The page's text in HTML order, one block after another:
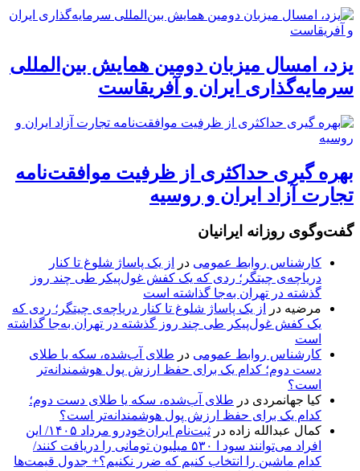
یزد، امسال میزبان دومین همایش بین‌المللی
سرمایه‌گذاری ایران و آفریقاست
بهره گیری حداکثری از ظرفیت موافقت‌نامه
تجارت آزاد ایران و روسیه
گفت‌وگوی روزانه ایرانیان
کارشناس روابط عمومی در
از یک پاساژ شلوغ تا کنار
دریاچه‌ی چیتگر؛ ردی که یک کفش غول‌پیکر طی چند روز
گذشته در تهران به‌جا گذاشته است
مرضیه در
از یک پاساژ شلوغ تا کنار دریاچه‌ی چیتگر؛ ردی که
یک کفش غول‌پیکر طی چند روز گذشته در تهران به‌جا گذاشته
است
کارشناس روابط عمومی در طلای آب‌شده، سکه یا طلای
دست دوم؛ کدام یک برای حفظ ارزش پول هوشمندانه‌تر
است؟
کیا جهانمردی در طلای آب‌شده، سکه یا طلای دست دوم؛
کدام یک برای حفظ ارزش پول هوشمندانه‌تر است؟
کمال عبدالله زاده در
ثبت‌نام ایران‌خودرو مرداد ۱۴۰۵/ این
افراد می‌توانند سود ا ۵۳۰ میلیون تومانی را دریافت کنند/
کدام ماشین را انتخاب کنیم که ضرر نکنیم؟+ جدول قیمت‌ها